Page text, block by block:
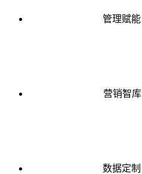
管理赋能
营销智库
数据定制